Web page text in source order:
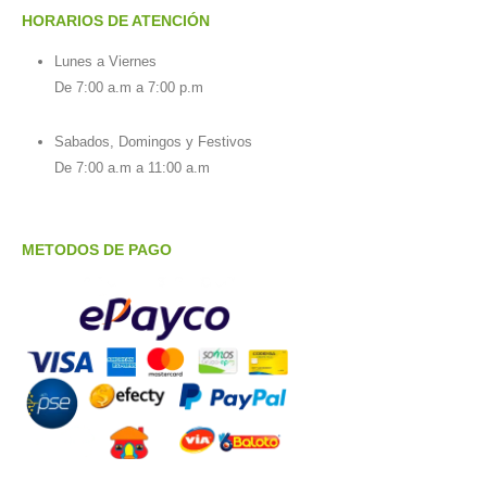
HORARIOS DE ATENCIÓN
Lunes a Viernes
De 7:00 a.m a 7:00 p.m
Sabados, Domingos y Festivos
De 7:00 a.m a 11:00 a.m
METODOS DE PAGO